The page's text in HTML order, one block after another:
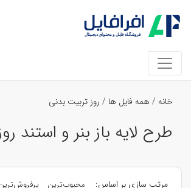
خانه / همه فایل ها / روز تربیت بدنی
طرح لایه باز بنر و استند
مرتب سازی بر اساس: محبوب‌ترین